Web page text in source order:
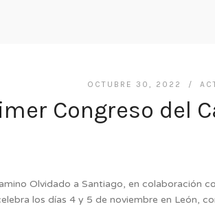
OCTUBRE 30, 2022 /
Congreso del
Olvidado a Santiago, en colaboración
los días 4 y 5 de noviembre en León,